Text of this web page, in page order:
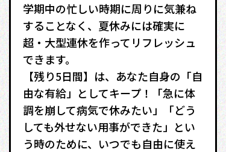
学期中の忙しい時期に周りに気兼ね
することなく、夏休みには確実に
超・大型連休を作ってリフレッシュ
できます。
【残り5日間】は、あなた自身の「自
由な有給」としてキープ！「急に体
調を崩して病気で休みたい」「どう
しても外せない用事ができた」とい
う時のために、いつでも自由に使え